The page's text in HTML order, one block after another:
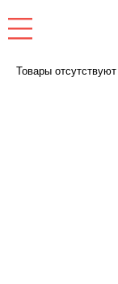
Товары отсутствуют